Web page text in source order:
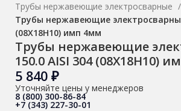
Трубы нержавеющие электросварные
Трубы нержавеющие
(08Х18Н10) имп 4мм
Трубы нержавеющие
150.0 AISI 304 (08Х18Н10)
5 840 ₽
Уточняйте цены у менеджеров
8 (800) 300-86-84
+7 (343) 227-30-01